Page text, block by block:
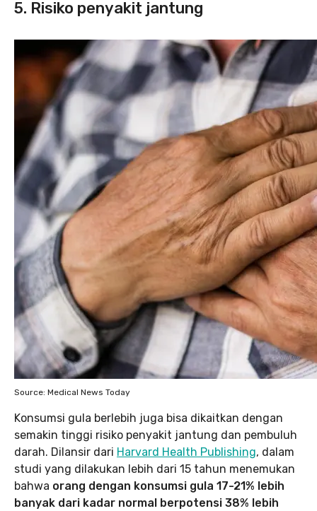
5. Risiko penyakit jantung
Source: Medical News Today
Konsumsi gula berlebih juga bisa dikaitkan dengan
semakin tinggi risiko penyakit jantung dan pembuluh
darah. Dilansir dari Harvard Health Publishing, dalam
studi yang dilakukan lebih dari 15 tahun menemukan
bahwa orang dengan konsumsi gula 17-21% lebih
banyak dari kadar normal berpotensi 38% lebih